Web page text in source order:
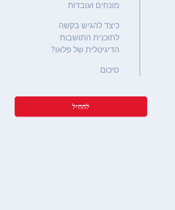
מונחים ועובדות
כיצד להגיש בקשה
לתוכנית התושבות
הדיגיטלית של פלאו?
סיכום
להחיל